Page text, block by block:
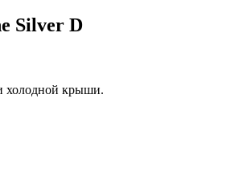
Silver D
холодной крыши.